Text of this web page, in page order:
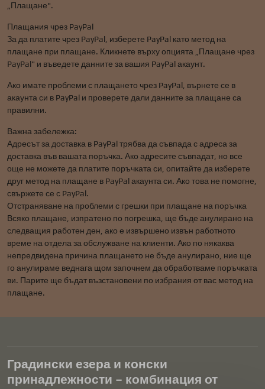
„Плащане".
Плащания чрез PayPal
За да платите чрез PayPal, изберете PayPal като метод на
плащане при плащане. Кликнете върху опцията „Плащане чрез
PayPal" и въведете данните за вашия PayPal акаунт.
Ако имате проблеми с плащането чрез PayPal, върнете се в
акаунта си в PayPal и проверете дали данните за плащане са
правилни.
Важна забележка:
Адресът за доставка в PayPal трябва да съвпада с адреса за
доставка във вашата поръчка. Ако адресите съвпадат, но все
още не можете да платите поръчката си, опитайте да изберете
друг метод на плащане в PayPal акаунта си. Ако това не помогне,
свържете се с PayPal.
Отстраняване на проблеми с грешки при плащане на поръчка
Всяко плащане, изпратено по погрешка, ще бъде анулирано на
следващия работен ден, ако е извършено извън работното
време на отдела за обслужване на клиенти. Ако по някаква
непредвидена причина плащането не бъде анулирано, ние ще
го анулираме веднага щом започнем да обработваме поръчката
ви. Парите ще бъдат възстановени по избрания от вас метод на
плащане.
Градински езера и конски
принадлежности – комбинация от